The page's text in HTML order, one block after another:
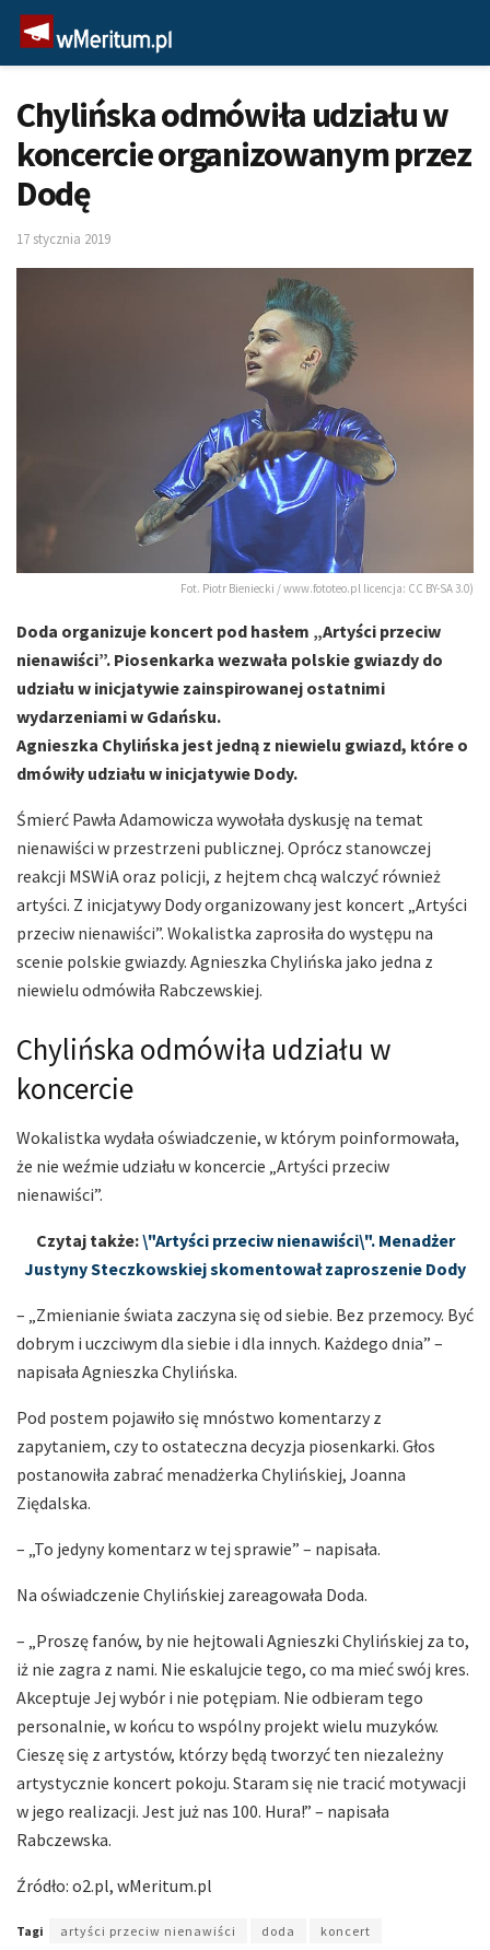
Chylińska odmówiła udziału w
koncercie organizowanym przez
Dodę
17 stycznia 2019
Fot. Piotr Bieniecki / www.fototeo.pl licencja: CC BY-SA 3.0)
Doda organizuje koncert pod hasłem „Artyści przeciw
nienawiści”. Piosenkarka wezwała polskie gwiazdy do
udziału w inicjatywie zainspirowanej ostatnimi
wydarzeniami w Gdańsku.
Agnieszka Chylińska jest jedną z niewielu gwiazd, które o
dmówiły udziału w inicjatywie Dody.
Śmierć Pawła Adamowicza wywołała dyskusję na temat
nienawiści w przestrzeni publicznej. Oprócz stanowczej
reakcji MSWiA oraz policji, z hejtem chcą walczyć również
artyści. Z inicjatywy Dody organizowany jest koncert „Artyści
przeciw nienawiści”. Wokalistka zaprosiła do występu na
scenie polskie gwiazdy. Agnieszka Chylińska jako jedna z
niewielu odmówiła Rabczewskiej.
Chylińska odmówiła udziału w
koncercie
Wokalistka wydała oświadczenie, w którym poinformowała,
że nie weźmie udziału w koncercie „Artyści przeciw
nienawiści”.
Czytaj także:\"Artyści przeciw nienawiści\". Menadżer
Justyny Steczkowskiej skomentował zaproszenie Dody
– „Zmienianie świata zaczyna się od siebie. Bez przemocy. Być
dobrym i uczciwym dla siebie i dla innych. Każdego dnia” –
napisała Agnieszka Chylińska.
Pod postem pojawiło się mnóstwo komentarzy z
zapytaniem, czy to ostateczna decyzja piosenkarki. Głos
postanowiła zabrać menadżerka Chylińskiej, Joanna
Ziędalska.
– „To jedyny komentarz w tej sprawie” – napisała.
Na oświadczenie Chylińskiej zareagowała Doda.
– „Proszę fanów, by nie hejtowali Agnieszki Chylińskiej za to,
iż nie zagra z nami. Nie eskalujcie tego, co ma mieć swój kres.
Akceptuje Jej wybór i nie potępiam. Nie odbieram tego
personalnie, w końcu to wspólny projekt wielu muzyków.
Cieszę się z artystów, którzy będą tworzyć ten niezależny
artystycznie koncert pokoju. Staram się nie tracić motywacji
w jego realizacji. Jest już nas 100. Hura!” – napisała
Rabczewska.
Źródło: o2.pl, wMeritum.pl
Tagi artyści przeciw nienawiści doda koncert